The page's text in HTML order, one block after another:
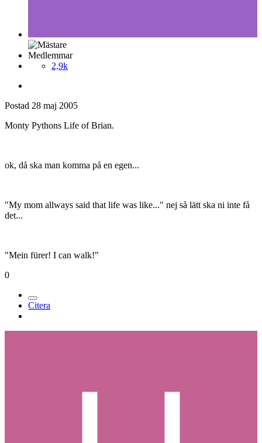
Medlemmar
2,9k
Postad 28 maj 2005
Monty Pythons Life of Brian.
ok, då ska man komma på en egen...
"My mom allways said that life was like..." nej så lätt ska ni inte få
det...
"Mein fürer! I can walk!"
0
Citera